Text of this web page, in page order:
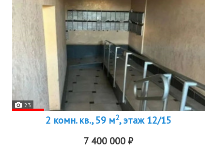
23
2 комн. кв., 59 м2, этаж 12/15
7 400 000 ₽